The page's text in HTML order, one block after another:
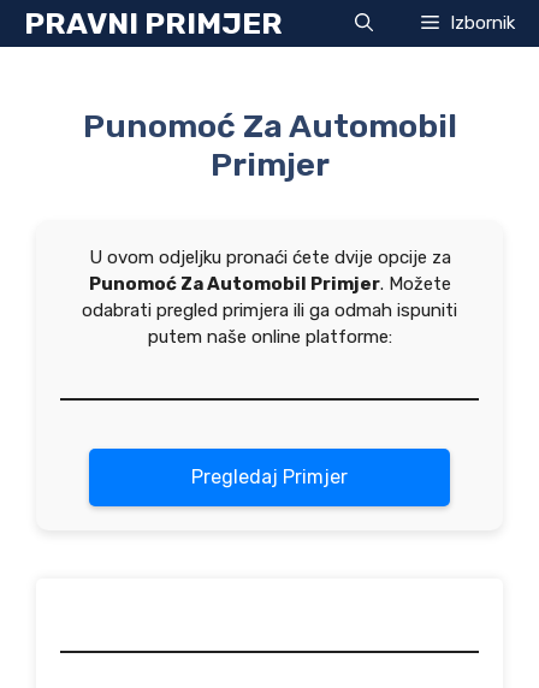
Preskoči
PRAVNI PRIMJER Izbornik
Punomoć Za Automobil
Primjer
U ovom odjeljku pronaći ćete dvije opcije za
Punomoć Za Automobil Primjer. Možete
odabrati pregled primjera ili ga odmah ispuniti
putem naše online platforme:
Pregledaj Primjer